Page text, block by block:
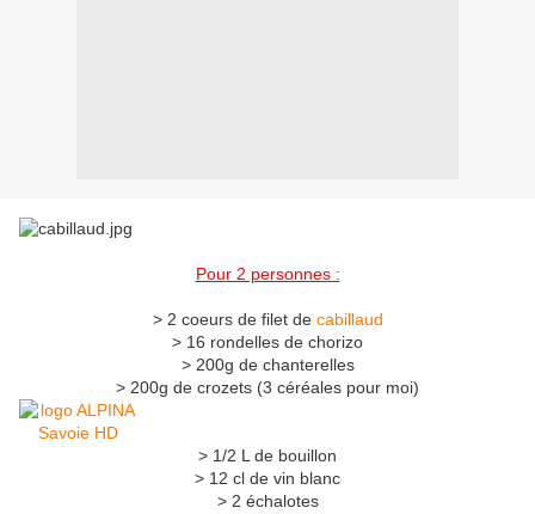
Pour 2 personnes :
> 2 coeurs de filet de cabillaud
> 16 rondelles de chorizo
> 200g de chanterelles
> 200g de crozets (3 céréales pour moi)
> 1/2 L de bouillon
> 12 cl de vin blanc
> 2 échalotes